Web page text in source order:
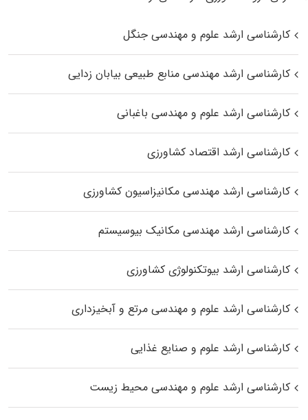
کارشناسی ارشد علوم و مهندسی جنگل
کارشناسی ارشد مهندسی منابع طبیعی بیابان زدایی
کارشناسی ارشد علوم و مهندسی باغبانی
کارشناسی ارشد اقتصاد کشاورزی
کارشناسی ارشد مهندسی مکانیزاسیون کشاورزی
کارشناسی ارشد مهندسی مکانیک بیوسیستم
کارشناسی ارشد بیوتکنولوژی کشاورزی
کارشناسی ارشد علوم و مهندسی مرتع و آبخیزداری
کارشناسی ارشد علوم و صنایع غذایی
کارشناسی ارشد علوم و مهندسی محیط زیست